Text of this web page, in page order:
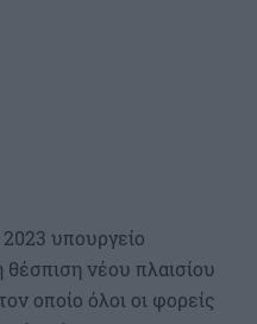
υπουργείο
νέου πλαισίου
οποίο όλοι οι φορείς